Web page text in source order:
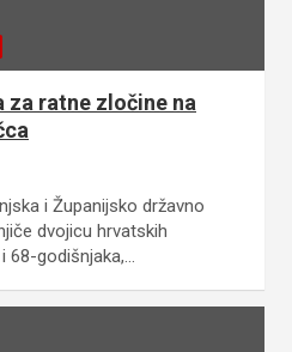
za ratne zločine na
i Županijsko državno
dvojicu hrvatskih
68-godišnjaka,…